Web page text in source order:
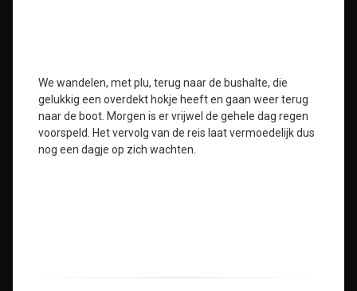
We wandelen, met plu, terug naar de bushalte, die
gelukkig een overdekt hokje heeft en gaan weer terug
naar de boot. Morgen is er vrijwel de gehele dag regen
voorspeld. Het vervolg van de reis laat vermoedelijk dus
nog een dagje op zich wachten.